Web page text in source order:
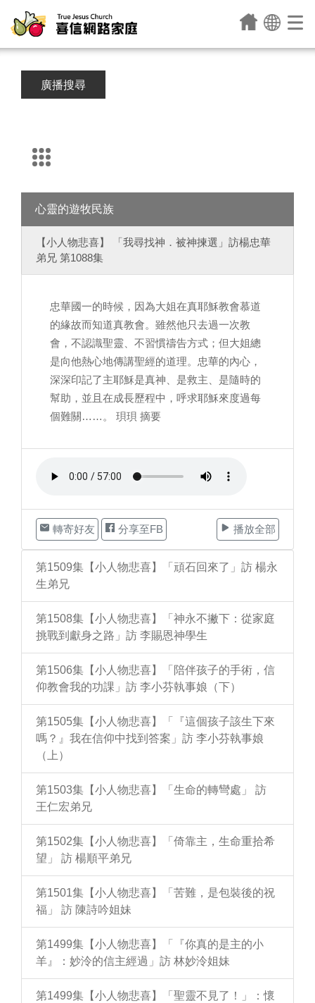
廣播搜尋
心靈的遊牧民族
【小人物悲喜】 「我尋找神．被神揀選」訪楊忠華
弟兄 第1088集
忠華國一的時候，因為大姐在真耶穌教會慕道
的緣故而知道真教會。雖然他只去過一次教
會，不認識聖靈、不習慣禱告方式；但大姐總
是向他熱心地傳講聖經的道理。忠華的內心，
深深印記了主耶穌是真神、是救主、是隨時的
幫助，並且在成長歷程中，呼求耶穌來度過每
個難關……。 珼珼 摘要
轉寄好友 分享至FB 播放全部
第1509集【小人物悲喜】「頑石回來了」訪 楊永
生弟兄
第1508集【小人物悲喜】「神永不撇下：從家庭
挑戰到獻身之路」訪 李賜恩神學生
第1506集【小人物悲喜】「陪伴孩子的手術，信
仰教會我的功課」訪 李小芬執事娘（下）
第1505集【小人物悲喜】「『這個孩子該生下來
嗎？』我在信仰中找到答案」訪 李小芬執事娘
（上）
第1503集【小人物悲喜】「生命的轉彎處」 訪
王仁宏弟兄
第1502集【小人物悲喜】「倚靠主，生命重拾希
望」 訪 楊順平弟兄
第1501集【小人物悲喜】「苦難，是包裝後的祝
福」 訪 陳詩吟姐妹
第1499集【小人物悲喜】「『你真的是主的小
羊』：妙泠的信主經過」訪 林妙泠姐妹
第1499集【小人物悲喜】「聖靈不見了！」：懷